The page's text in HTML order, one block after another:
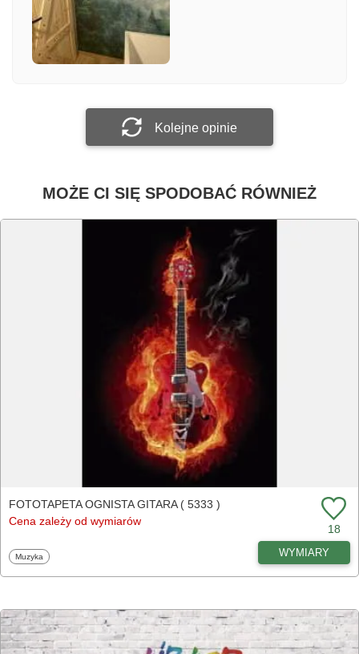
Załącz zdjęcie
Kolejne opinie
MOŻE CI SIĘ SPODOBAĆ RÓWNIEŻ
FOTOTAPETA OGNISTA GITARA ( 5333 )
Cena zależy od wymiarów
18
Fototapety
Muzyka WYMIARY